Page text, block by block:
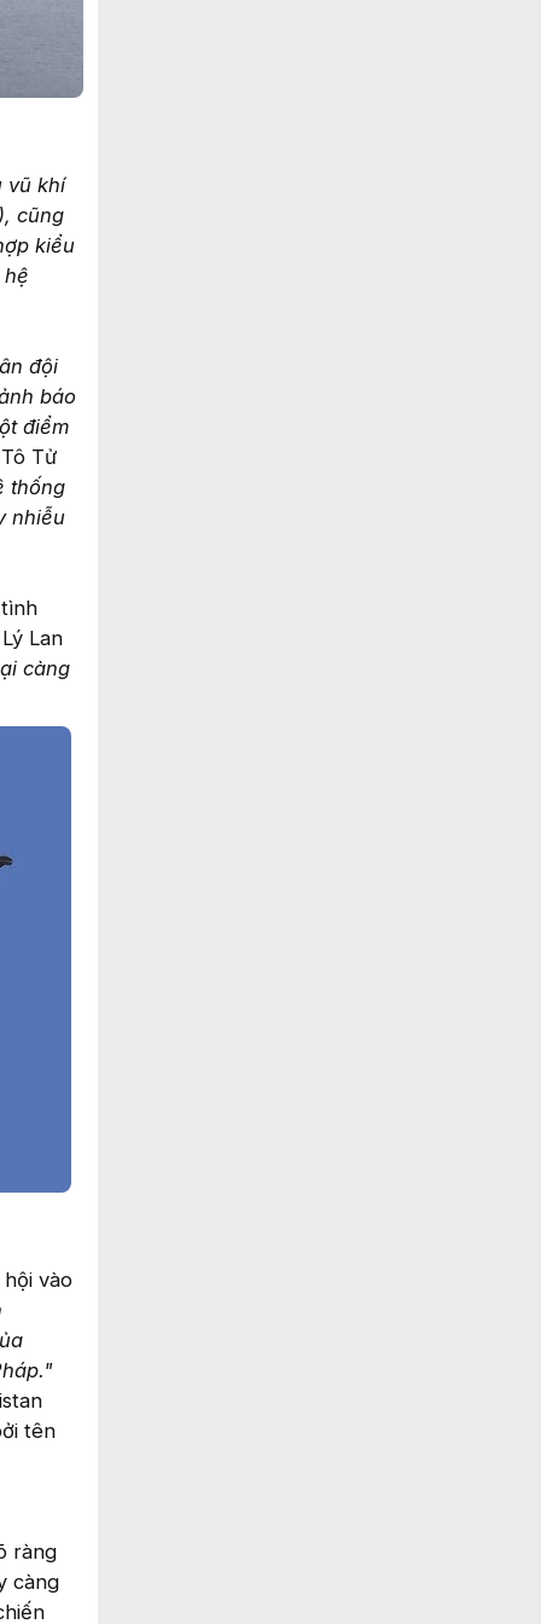
vũ khí
cũng
kiểu
đội
báo
điểm
Tử
thống
nhiễu
Lan
càng
vào
tên
ràng
càng